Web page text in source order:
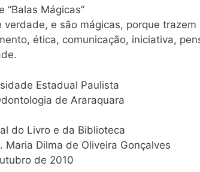
“Balas Mágicas”
verdade, e são mágicas, porque
ética, comunicação, iniciativa,
Estadual Paulista
de Araraquara
do Livro e da Biblioteca
Maria Dilma de Oliveira Gonçalves
de 2010